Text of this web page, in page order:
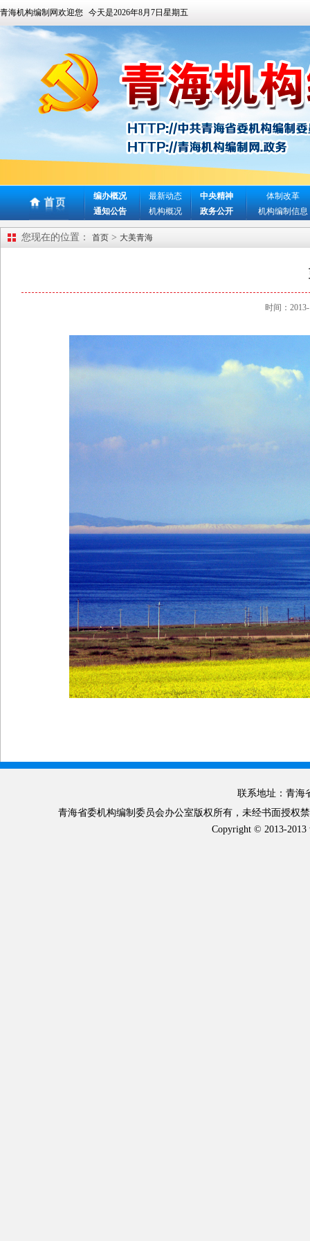
青海机构编制网欢迎您 今天是2026年8月7日星期五
编办概况
通知公告
最新动态
机构概况
中央精神
政务公开
体制改革
机构编制信息
您现在的位置： 首页 > 大美青海
时间：
联系地址：青
青海省委机构编制委员会办公室版权所有，未经书面授权
Copyright © 2013-2013